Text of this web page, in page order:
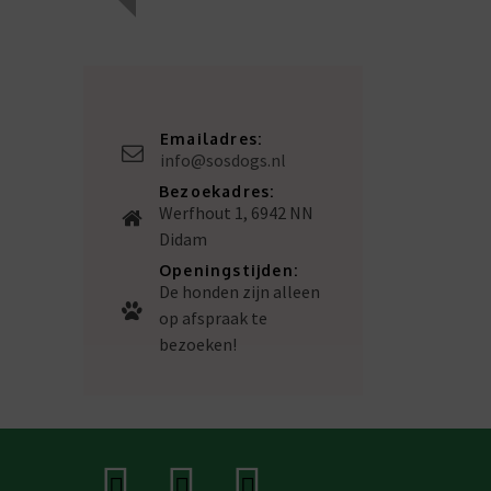
Emailadres:
info@sosdogs.nl
Bezoekadres:
Werfhout 1, 6942 NN
Didam
Openingstijden:
De honden zijn alleen
op afspraak te
bezoeken!